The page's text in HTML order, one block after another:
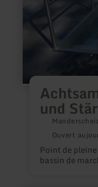
und
Ouvert
Point de
bassin de